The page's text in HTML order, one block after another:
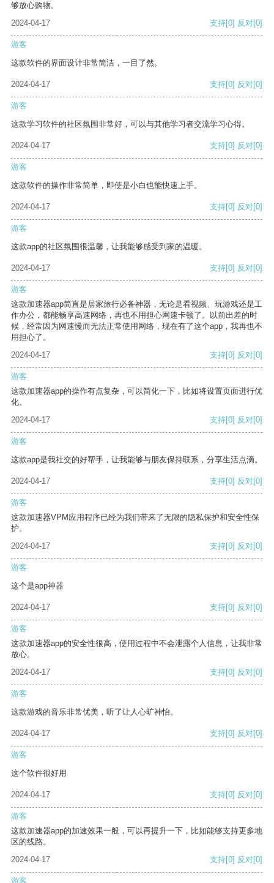
够放心购物。
2024-04-17
支持[0] 反对[0]
游客
这款软件的界面设计非常简洁，一目了然。
2024-04-17 支持[0] 反对[0]
游客
这款学习软件的社区氛围非常好，可以与其他学习者交流学习心得。
2024-04-17 支持[0] 反对[0]
游客
这款软件的操作非常简单，即使是小白也能快速上手。
2024-04-17 支持[0] 反对[0]
游客
这款app的社区氛围很温馨，让我能够感受到家的温暖。
2024-04-17 支持[0] 反对[0]
游客
这款加速器app简直是居家旅行必备神器，无论是看视频、玩游戏还是工
作办公，都能畅享高速网络，再也不用担心网速卡顿了。以前出差的时
候，经常因为网速慢而无法正常使用网络，现在有了这个app，我再也不
用担心了。
2024-04-17
支持[0] 反对[0]
游客
这款加速器app的操作有点复杂，可以简化一下，比如将设置页面进行优
化。
2024-04-17
支持[0] 反对[0]
游客
这款app是我社交的好帮手，让我能够与朋友保持联系，分享生活点滴。
2024-04-17 支持[0] 反对[0]
游客
这款加速器VPM应用程序已经为我们带来了无限的隐私保护和安全性保
护。
2024-04-17
支持[0] 反对[0]
游客
这个是app神器
2024-04-17 支持[0] 反对[0]
游客
这款加速器app的安全性很高，使用过程中不会泄露个人信息，让我非常
放心。
2024-04-17
支持[0] 反对[0]
游客
这款游戏的音乐非常优美，听了让人心旷神怡。
2024-04-17 支持[0] 反对[0]
游客
这个软件很好用
2024-04-17 支持[0] 反对[0]
游客
这款加速器app的加速效果一般，可以再提升一下，比如能够支持更多地
区的线路。
2024-04-17
支持[0] 反对[0]
游客